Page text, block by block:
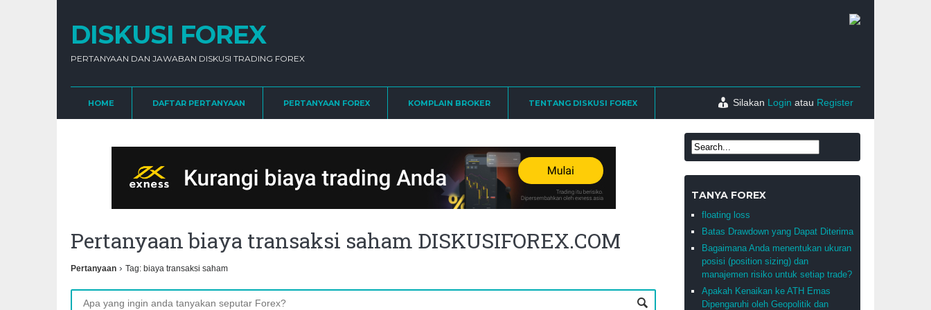
DISKUSI FOREX
PERTANYAAN DAN JAWABAN DISKUSI TRADING FOREX
HOME DAFTAR PERTANYAAN PERTANYAAN FOREX KOMPLAIN BROKER TENTANG DISKUSI FOREX Silakan Login atau Register
Pertanyaan biaya transaksi saham DISKUSIFOREX.COM
Pertanyaan › Tag: biaya transaksi saham
TANYA FOREX
floating loss
Batas Drawdown yang Dapat Diterima
Bagaimana Anda menentukan ukuran
posisi (position sizing) dan
manajemen risiko untuk setiap trade?
Apakah Kenaikan ke ATH Emas
Dipengaruhi oleh Geopolitik dan